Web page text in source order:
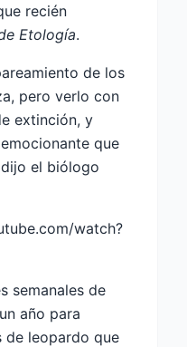
recién
Etología.
de los
pero verlo con
extinción, y
que
el biólogo
watch?
semanales de
año para
de leopardo que